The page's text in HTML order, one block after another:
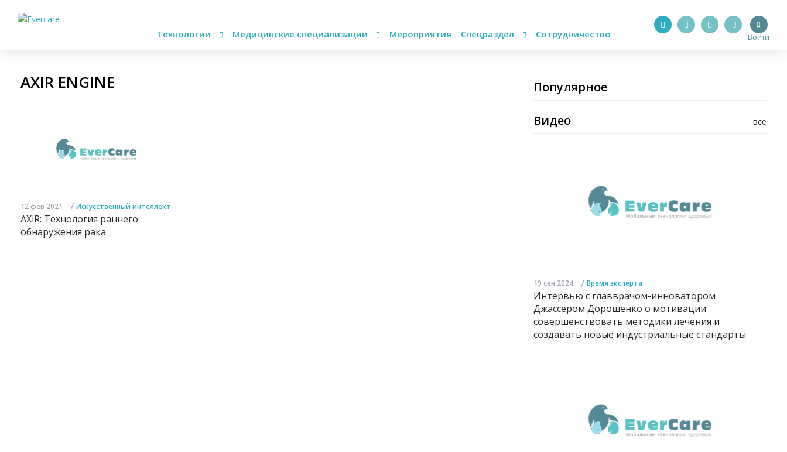
Технологии Медицинские специализации Мероприятия Спецраздел Сотрудничество Войти
AXIR ENGINE
12 фев 2021 / Искусственный интеллект
AXiR: Технология раннего
обнаружения рака
Популярное
все
Видео
19 сен 2024 / Время эксперта
Интервью с главврачом-инноватором
Джассером Дорошенко о мотивации
совершенствовать методики лечения и
создавать новые индустриальные стандарты